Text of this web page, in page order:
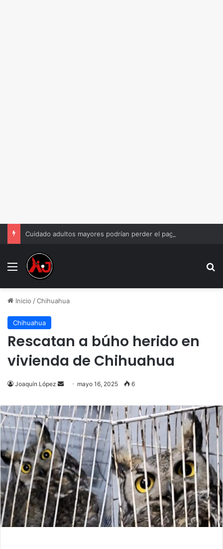
Menu
Inicio /Chihuahua
Chihuahua
Rescatan a búho herido en
vivienda de Chihuahua
Joaquín López
Send
email
mayo 16, 2025 6